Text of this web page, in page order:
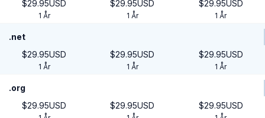
$29.95USD
1 År
$29.95USD
1 År
$29.95USD
1 År
.net
$29.95USD
1 År
$29.95USD
1 År
$29.95USD
1 År
.org
$29.95USD
$29.95USD $29.95USD